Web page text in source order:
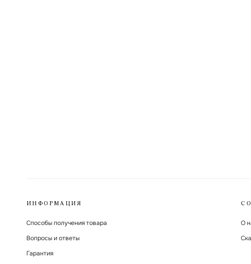
ИНФОРМАЦИЯ
Способы получения товара
Вопросы и ответы
Гарантия
О